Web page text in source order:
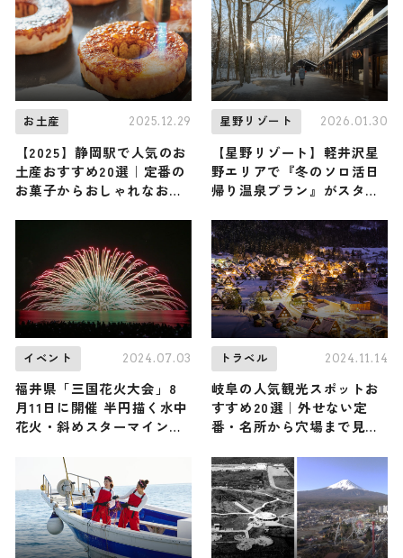
お土産 2025.12.29
【2025】静岡駅で人気のお
土産おすすめ20選｜定番の
お菓子からおしゃれなお土
星野リゾート 2026.01.30
【星野リゾート】軽井沢星
野エリアで『冬のソロ活日
帰り温泉プラン』がスター
… 「手ぶらで森へ行く」と
いう新感覚の癒やし体験を
イベント 2024.07.03
福井県「三国花火大会」8
月11日に開催 半円描く水中
花火・斜めスターマインな
トラベル 2024.11.14
岐阜の人気観光スポットお
すすめ20選｜外せない定
番・名所から穴場まで見ど